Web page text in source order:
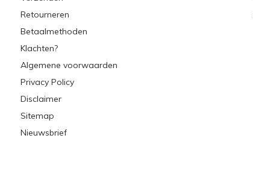
Retourneren
Betaalmethoden
Klachten?
Algemene voorwaarden
Privacy Policy
Disclaimer
Sitemap
Nieuwsbrief